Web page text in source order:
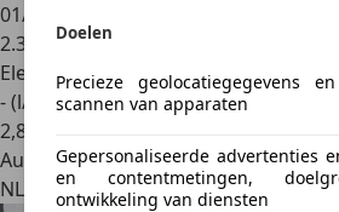
01/2022
2.350 km
Elektro/Benzine
- (l/100 km)
2,8
Autobedrijf
NL 7554 NGHengelo
Doelen
Precieze geolocatiegegevens
scannen van apparaten
Gepersonaliseerde advertenties
en contentmetingen,
ontwikkeling van diensten